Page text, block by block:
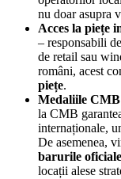
nu doar asupra
Acces la piețe
– responsabili
de retail sau
români, acest
piețe.
Medaliile CMB
la CMB
internaționale,
De asemenea,
barurile
locații alese